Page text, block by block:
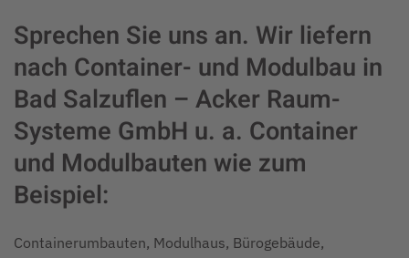
Sprechen Sie uns an. Wir liefern
nach Container- und Modulbau in
Bad Salzuflen – Acker Raum-
Systeme GmbH u. a. Container
und Modulbauten wie zum
Beispiel:
Containerumbauten, Modulhaus, Bürogebäude,